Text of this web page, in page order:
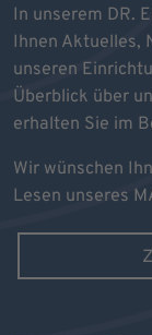
In unserem DR.
Ihnen Aktuelles,
unseren
Überblick über
erhalten Sie im
Wir wünschen
Lesen unseres